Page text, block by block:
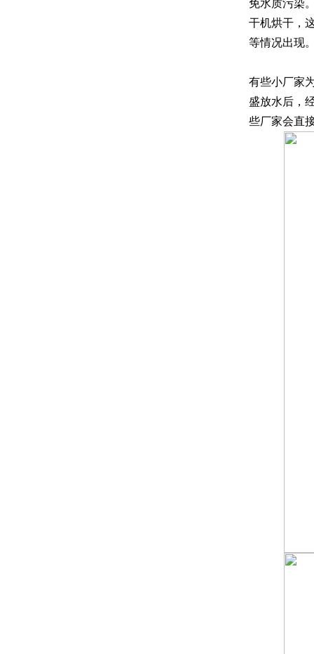
免水质污染
干机烘干，
等情况出现
有些小厂家
盛放水后，
些厂家会直